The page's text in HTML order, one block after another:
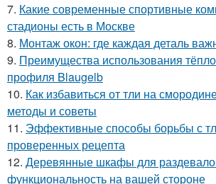
7. Какие современные спортивные
стадионы есть в Москве
8. Монтаж окон: где каждая деталь
9. Преимущества использования
профиля Blaugelb
10. Как избавиться от тли на
методы и советы
11. Эффективные способы борьбы с
проверенных рецепта
12. Деревянные шкафы для
функциональность на вашей стороне